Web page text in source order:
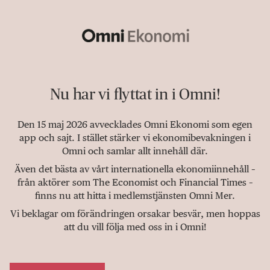
Nu har vi flyttat in i Omni!
Den 15 maj 2026 avvecklades Omni Ekonomi som egen
app och sajt. I stället stärker vi ekonomibevakningen i
Omni och samlar allt innehåll där.
Även det bästa av vårt internationella ekonomiinnehåll –
från aktörer som The Economist och Financial Times –
finns nu att hitta i medlemstjänsten Omni Mer.
Vi beklagar om förändringen orsakar besvär, men hoppas
att du vill följa med oss in i Omni!